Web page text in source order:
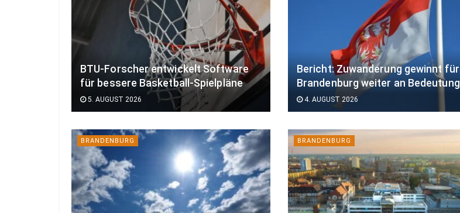
BTU-Forscher entwickelt Software
für bessere Basketball-Spielpläne
5. AUGUST 2026
Bericht: Zuwanderung gewinnt für
Brandenburg weiter an Bedeutung
4. AUGUST 2026
BRANDENBURG BRANDENBURG